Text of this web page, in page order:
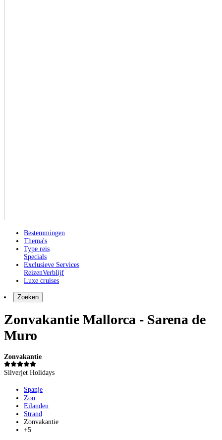
Bestemmingen
Thema's
Type reis
Specials
Exclusieve Services
ReizenVerblijf
Luxe cruises
Zoeken
Zonvakantie Mallorca - Sarena de
Muro
Zonvakantie
Silverjet Holidays
Spanje
Zon
Eilanden
Strand
Zonvakantie
+5